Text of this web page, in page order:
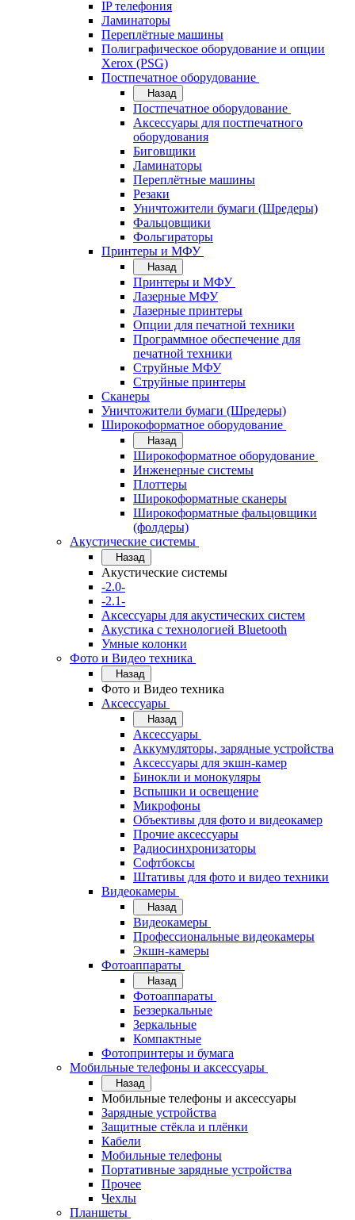
IP телефония
Ламинаторы
Переплётные машины
Полиграфическое оборудование и опции
Xerox (PSG)
Постпечатное оборудование
Назад
Постпечатное оборудование
Аксессуары для постпечатного
оборудования
Биговщики
Ламинаторы
Переплётные машины
Резаки
Уничтожители бумаги (Шредеры)
Фальцовщики
Фольгираторы
Принтеры и МФУ
Назад
Принтеры и МФУ
Лазерные МФУ
Лазерные принтеры
Опции для печатной техники
Программное обеспечение для
печатной техники
Струйные МФУ
Струйные принтеры
Сканеры
Уничтожители бумаги (Шредеры)
Широкоформатное оборудование
Назад
Широкоформатное оборудование
Инженерные системы
Плоттеры
Широкоформатные сканеры
Широкоформатные фальцовщики
(фолдеры)
Акустические системы
Назад
Акустические системы
-2.0-
-2.1-
Аксессуары для акустических систем
Акустика с технологией Bluetooth
Умные колонки
Фото и Видео техника
Назад
Фото и Видео техника
Аксессуары
Назад
Аксессуары
Аккумуляторы, зарядные устройства
Аксессуары для экшн-камер
Бинокли и монокуляры
Вспышки и освещение
Микрофоны
Объективы для фото и видеокамер
Прочие аксессуары
Радиосинхронизаторы
Софтбоксы
Штативы для фото и видео техники
Видеокамеры
Назад
Видеокамеры
Профессиональные видеокамеры
Экшн-камеры
Фотоаппараты
Назад
Фотоаппараты
Беззеркальные
Зеркальные
Компактные
Фотопринтеры и бумага
Мобильные телефоны и аксессуары
Назад
Мобильные телефоны и аксессуары
Зарядные устройства
Защитные стёкла и плёнки
Кабели
Мобильные телефоны
Портативные зарядные устройства
Прочее
Чехлы
Планшеты